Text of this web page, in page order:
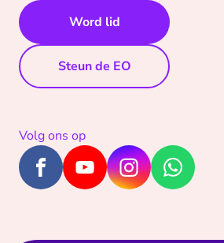
Word lid
Steun de EO
Volg ons op